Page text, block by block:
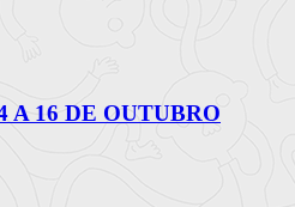
A 16 DE OUTUBRO